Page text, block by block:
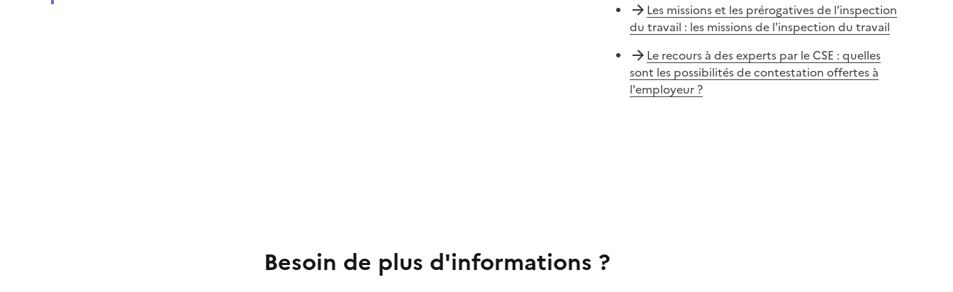
Les missions et les prérogatives de l’inspection
du travail : les missions de l'inspection du travail
Le recours à des experts par le CSE : quelles
sont les possibilités de contestation offertes à
l'employeur ?
Besoin de plus d'informations ?